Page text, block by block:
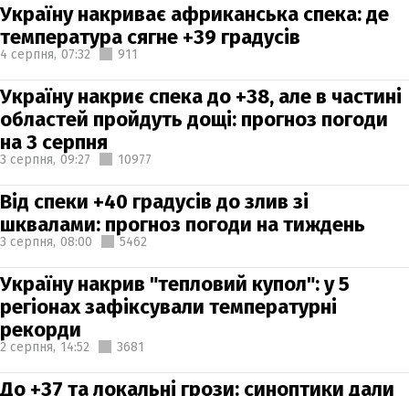
Україну накриває африканська спека: де
температура сягне +39 градусів
4 серпня, 07:32 911
Україну накриє спека до +38, але в частині
областей пройдуть дощі: прогноз погоди
на 3 серпня
3 серпня, 09:27 10977
Від спеки +40 градусів до злив зі
шквалами: прогноз погоди на тиждень
3 серпня, 08:00 5462
Україну накрив "тепловий купол": у 5
регіонах зафіксували температурні
рекорди
2 серпня, 14:52 3681
До +37 та локальні грози: синоптики дали